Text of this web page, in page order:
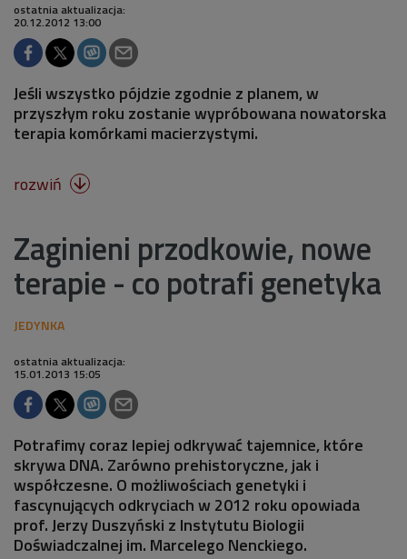
ostatnia aktualizacja:
20.12.2012 13:00
Jeśli wszystko pójdzie zgodnie z planem, w
przyszłym roku zostanie wypróbowana nowatorska
terapia komórkami macierzystymi.
rozwiń 
Zaginieni przodkowie, nowe
terapie - co potrafi genetyka
ostatnia aktualizacja:
15.01.2013 15:05
Potrafimy coraz lepiej odkrywać tajemnice, które
skrywa DNA. Zarówno prehistoryczne, jak i
współczesne. O możliwościach genetyki i
fascynujących odkryciach w 2012 roku opowiada
prof. Jerzy Duszyński z Instytutu Biologii
Doświadczalnej im. Marcelego Nenckiego.